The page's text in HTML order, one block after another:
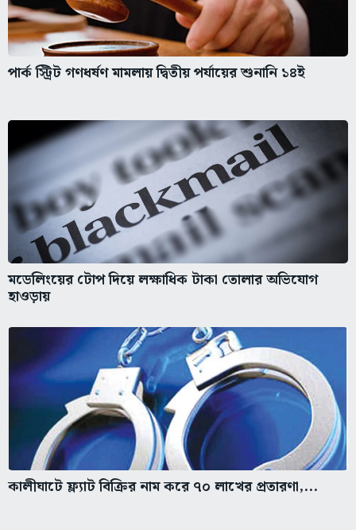
পার্ক স্ট্রিট গণধর্ষণ মামলায় দ্বিতীয় পর্যায়ের শুনানি ১৪ই
মডেলিংয়ের টোপ দিয়ে লক্ষাধিক টাকা তোলার অভিযোগ
হাওড়ায়
কালীঘাটে ফ্ল্যাট বিক্রির নাম করে ৭০ লাখের প্রতারণা,...